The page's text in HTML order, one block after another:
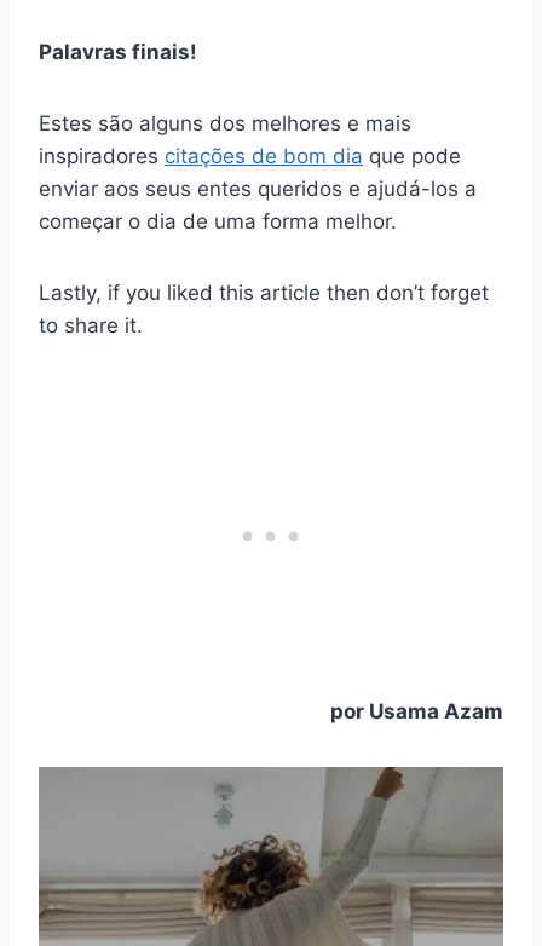
Palavras finais!
Estes são alguns dos melhores e mais
inspiradores citações de bom dia que pode
enviar aos seus entes queridos e ajudá-los a
começar o dia de uma forma melhor.
Lastly, if you liked this article then don’t forget
to share it.
por Usama Azam